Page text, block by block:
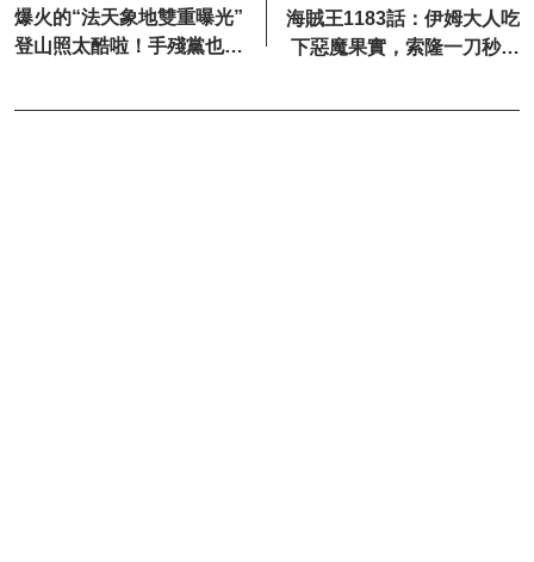
爆火的“法天象地雙重曝光”
登山照太酷啦！手殘黨也能
海賊王1183話：伊姆大人吃
下惡魔果實，索隆一刀秒殺